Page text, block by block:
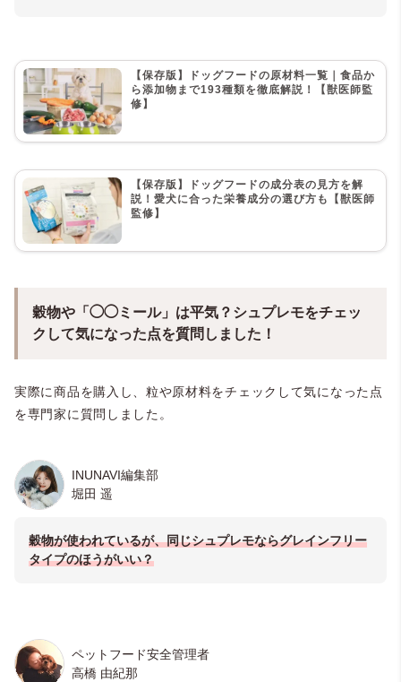
【保存版】ドッグフードの原材料一覧｜食品か
ら添加物まで193種類を徹底解説！【獣医師監
修】
【保存版】ドッグフードの成分表の見方を解
説！愛犬に合った栄養成分の選び方も【獣医師
監修】
穀物や「◯◯ミール」は平気？シュプレモをチェッ
クして気になった点を質問しました！
実際に商品を購入し、粒や原材料をチェックして気になった点
を専門家に質問しました。
INUNAVI編集部
堀田 遥
穀物が使われているが、同じシュプレモならグレインフリー
タイプのほうがいい？
ペットフード安全管理者
高橋 由紀那